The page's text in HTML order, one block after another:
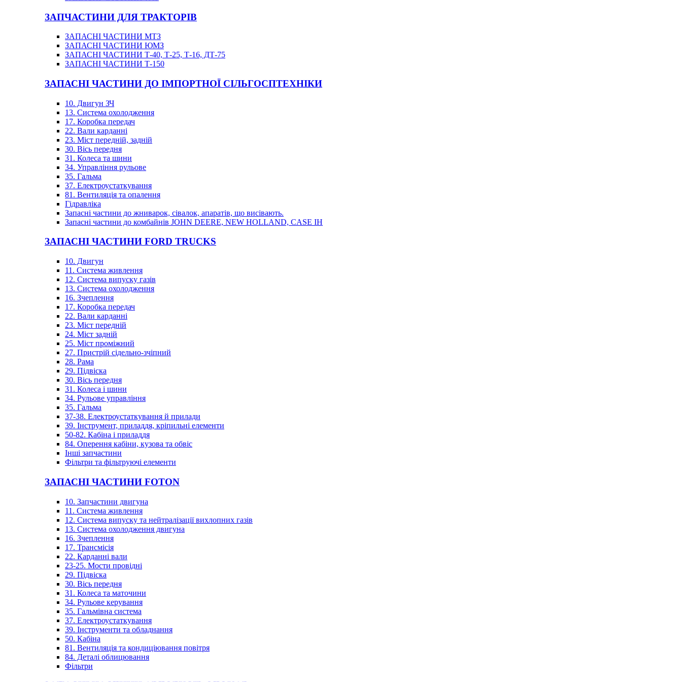
ЗАПЧАСТИНИ ДЛЯ ТРАКТОРІВ
ЗАПАСНІ ЧАСТИНИ МТЗ
ЗАПАСНІ ЧАСТИНИ ЮМЗ
ЗАПАСНІ ЧАСТИНИ Т-40, Т-25, Т-16, ДТ-75
ЗАПАСНІ ЧАСТИНИ Т-150
ЗАПАСНІ ЧАСТИНИ ДО ІМПОРТНОЇ СІЛЬГОСПТЕХНІКИ
10. Двигун ЗЧ
13. Система охолодження
17. Коробка передач
22. Вали карданні
23. Міст передній, задній
30. Вісь передня
31. Колеса та шини
34. Управління рульове
35. Гальма
37. Електроустаткування
81. Вентиляція та опалення
Гідравліка
Запасні частини до жниварок, сівалок, апаратів, що висівають.
Запасні частини до комбайнів JOHN DEERE, NEW HOLLAND, CASE IH
ЗАПАСНІ ЧАСТИНИ FORD TRUCKS
10. Двигун
11. Система живлення
12. Система випуску газів
13. Система охолодження
16. Зчеплення
17. Коробка передач
22. Вали карданні
23. Міст передній
24. Міст задній
25. Міст проміжний
27. Пристрій сідельно-зчіпний
28. Рама
29. Підвіска
30. Вісь передня
31. Колеса і шини
34. Рульове управління
35. Гальма
37-38. Електроустаткування й прилади
39. Інструмент, приладдя, кріпильні елементи
50-82. Кабіна і приладдя
84. Оперення кабіни, кузова та обвіс
Інші запчастини
Фільтри та фільтруючі елементи
ЗАПАСНІ ЧАСТИНИ FOTON
10. Запчастини двигуна
11. Система живлення
12. Система випуску та нейтралізації вихлопних газів
13. Система охолодження двигуна
16. Зчеплення
17. Трансмісія
22. Карданні вали
23-25. Мости провідні
29. Підвіска
30. Вісь передня
31. Колеса та маточини
34. Рульове керування
35. Гальмівна система
37. Електроустаткування
39. Інструменти та обладнання
50. Кабіна
81. Вентиляція та кондиціювання повітря
84. Деталі облицювання
Фільтри